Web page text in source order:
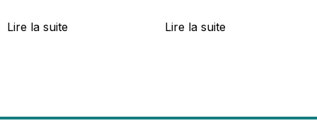
Lire la suite Lire la suite